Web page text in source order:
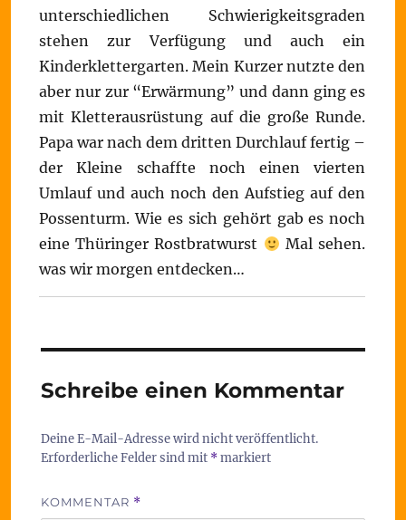
unterschiedlichen Schwierigkeitsgraden
stehen zur Verfügung und auch ein
Kinderklettergarten. Mein Kurzer nutzte den
aber nur zur “Erwärmung” und dann ging es
mit Kletterausrüstung auf die große Runde.
Papa war nach dem dritten Durchlauf fertig –
der Kleine schaffte noch einen vierten
Umlauf und auch noch den Aufstieg auf den
Possenturm. Wie es sich gehört gab es noch
eine Thüringer Rostbratwurst
Mal sehen.
was wir morgen entdecken…
Schreibe einen Kommentar
Deine E-Mail-Adresse wird nicht veröffentlicht.
Erforderliche Felder sind mit *markiert
KOMMENTAR *